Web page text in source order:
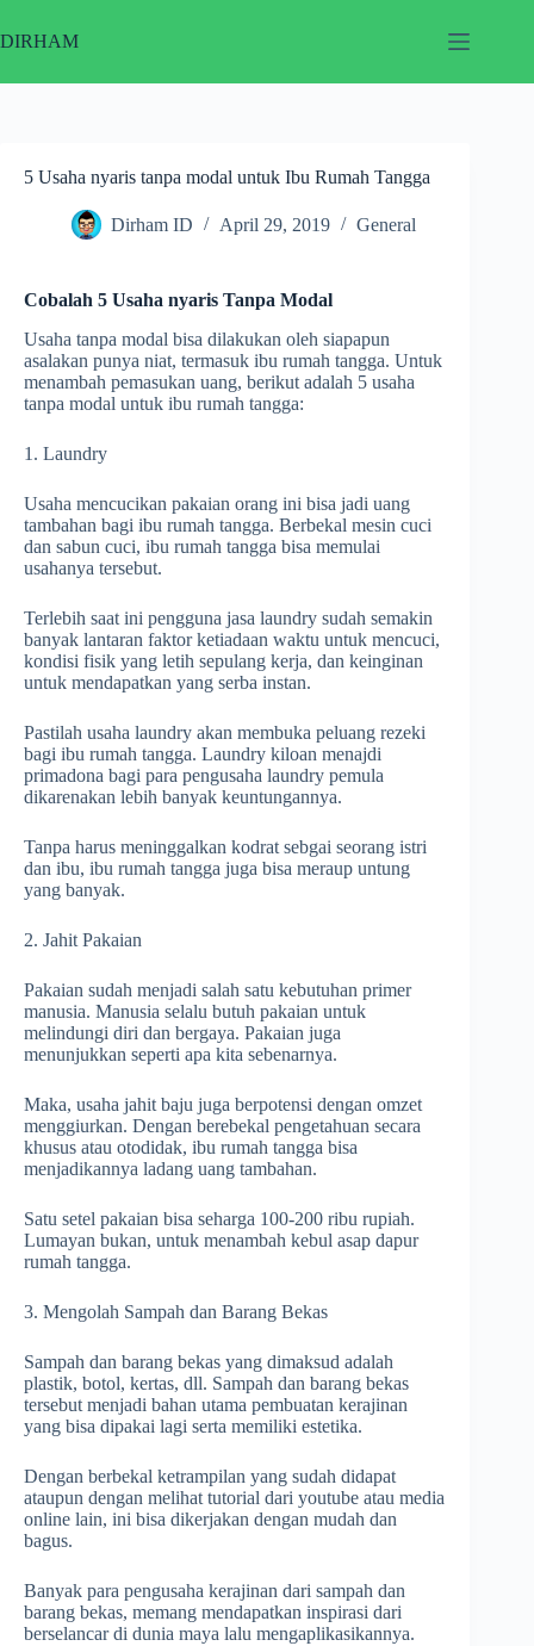
to
content
DIRHAM
5 Usaha nyaris tanpa modal untuk Ibu Rumah Tangga
Dirham ID April 29, 2019 General
Cobalah 5 Usaha nyaris Tanpa Modal
Usaha tanpa modal bisa dilakukan oleh siapapun
asalakan punya niat, termasuk ibu rumah tangga. Untuk
menambah pemasukan uang, berikut adalah 5 usaha
tanpa modal untuk ibu rumah tangga:
1. Laundry
Usaha mencucikan pakaian orang ini bisa jadi uang
tambahan bagi ibu rumah tangga. Berbekal mesin cuci
dan sabun cuci, ibu rumah tangga bisa memulai
usahanya tersebut.
Terlebih saat ini pengguna jasa laundry sudah semakin
banyak lantaran faktor ketiadaan waktu untuk mencuci,
kondisi fisik yang letih sepulang kerja, dan keinginan
untuk mendapatkan yang serba instan.
Pastilah usaha laundry akan membuka peluang rezeki
bagi ibu rumah tangga. Laundry kiloan menajdi
primadona bagi para pengusaha laundry pemula
dikarenakan lebih banyak keuntungannya.
Tanpa harus meninggalkan kodrat sebgai seorang istri
dan ibu, ibu rumah tangga juga bisa meraup untung
yang banyak.
2. Jahit Pakaian
Pakaian sudah menjadi salah satu kebutuhan primer
manusia. Manusia selalu butuh pakaian untuk
melindungi diri dan bergaya. Pakaian juga
menunjukkan seperti apa kita sebenarnya.
Maka, usaha jahit baju juga berpotensi dengan omzet
menggiurkan. Dengan berebekal pengetahuan secara
khusus atau otodidak, ibu rumah tangga bisa
menjadikannya ladang uang tambahan.
Satu setel pakaian bisa seharga 100-200 ribu rupiah.
Lumayan bukan, untuk menambah kebul asap dapur
rumah tangga.
3. Mengolah Sampah dan Barang Bekas
Sampah dan barang bekas yang dimaksud adalah
plastik, botol, kertas, dll. Sampah dan barang bekas
tersebut menjadi bahan utama pembuatan kerajinan
yang bisa dipakai lagi serta memiliki estetika.
Dengan berbekal ketrampilan yang sudah didapat
ataupun dengan melihat tutorial dari youtube atau media
online lain, ini bisa dikerjakan dengan mudah dan
bagus.
Banyak para pengusaha kerajinan dari sampah dan
barang bekas, memang mendapatkan inspirasi dari
berselancar di dunia maya lalu mengaplikasikannya.